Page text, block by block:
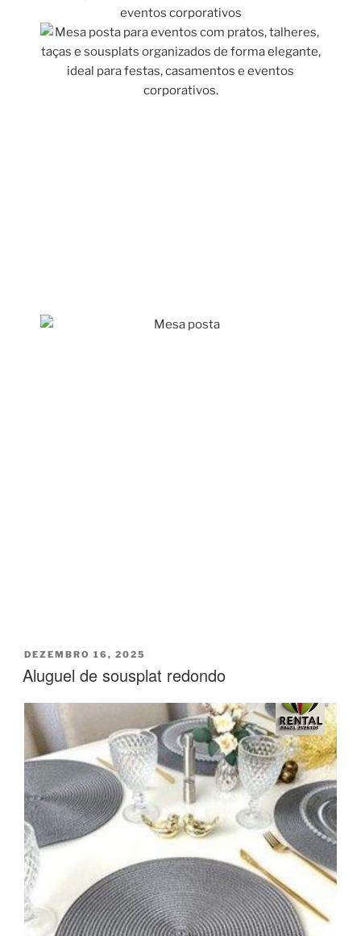
DEZEMBRO 16, 2025
Aluguel de sousplat redondo